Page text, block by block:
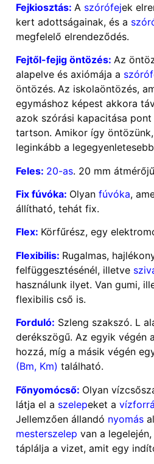
Fejkiosztás: A szórófejek
kert adottságainak, és a
megfelelő elrendeződés.
Fejtől-fejig öntözés: Az
alapelve és axiómája a
öntözés. Az iskolaöntözés,
egymáshoz képest akkora
azok szórási kapacitása
tartson. Amikor így
leginkább a
Feles: 20-as. 20 mm
Fix fúvóka: Olyan fúvóka,
állítható, tehát fix.
Flex: Körfűrész, egy
Flexibilis: Rugalmas,
felfüggesztésénél, illetve
használunk ilyet. Van gumi,
flexibilis cső is.
Forduló: Szleng szakszó. L
derékszögű. Az egyik végén
hozzá, míg a másik végén
(Bm, Km) található.
Főnyomócső: Olyan
látja el a szelepeket a
Jellemzően állandó nyomás
mesterszelep van a
táplálja a vizet, amit egy